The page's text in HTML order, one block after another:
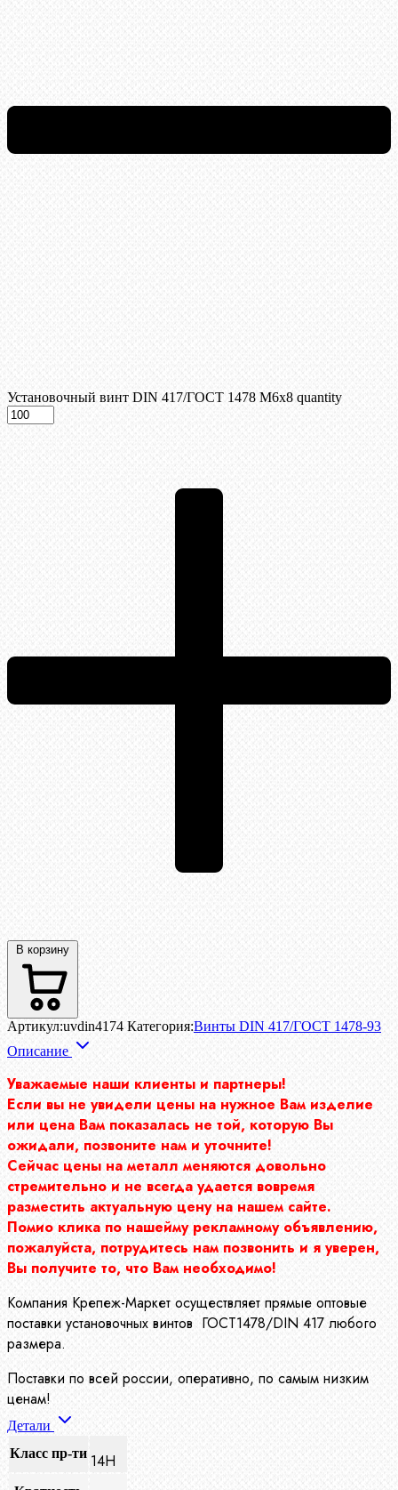
Установочный винт DIN 417/ГОСТ 1478 М6х8 quantity
В корзину
Артикул:uvdin4174 Категория:Винты DIN 417/ГОСТ 1478-93
Описание
Уважаемые наши клиенты и партнеры!
Если вы не увидели цены на нужное Вам изделие
или цена Вам показалась не той, которую Вы
ожидали, позвоните нам и уточните!
Сейчас цены на металл меняются довольно
стремительно и не всегда удается вовремя
разместить актуальную цену на нашем сайте.
Помио клика по нашейму рекламному объявлению,
пожалуйста, потрудитесь нам позвонить и я уверен,
Вы получите то, что Вам необходимо!
Компания Крепеж-Маркет осуществляет прямые оптовые
поставки установочных винтов ГОСТ1478/DIN 417 любого
размера.
Поставки по всей россии, оперативно, по самым низким
ценам!
Детали
Класс пр-ти 14H